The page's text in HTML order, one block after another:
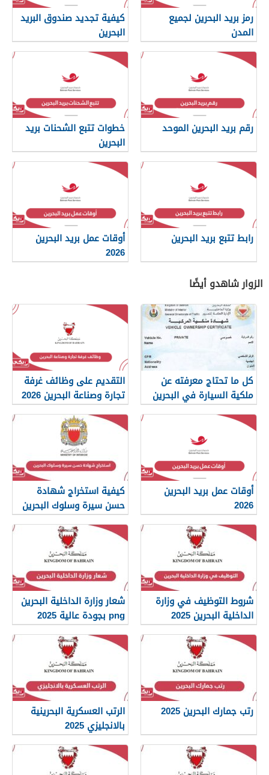
رمز بريد البحرين لجميع
المدن
كيفية تجديد صندوق البريد
البحرين
رقم بريد البحرين الموحد
خطوات تتبع الشحنات بريد
البحرين
رابط تتبع بريد البحرين
أوقات عمل بريد البحرين
2026
الزوار شاهدو أيضًا
كل ما تحتاج معرفته عن
ملكية السيارة في البحرين
التقديم على وظائف غرفة
تجارة وصناعة البحرين 2026
أوقات عمل بريد البحرين
2026
كيفية استخراج شهادة
حسن سيرة وسلوك البحرين
2026
شروط التوظيف في وزارة
الداخلية البحرين 2025
شعار وزارة الداخلية البحرين
png بجودة عالية 2025
رتب جمارك البحرين 2025
الرتب العسكرية البحرينية
بالانجليزي 2025